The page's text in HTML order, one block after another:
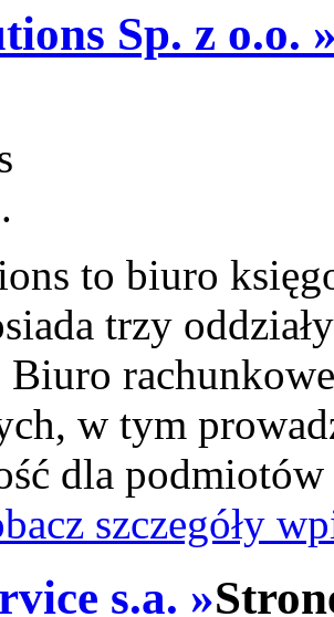
Sp. z o.o.
to biuro
trzy
w tym
dla
szczegóły
s.a. »